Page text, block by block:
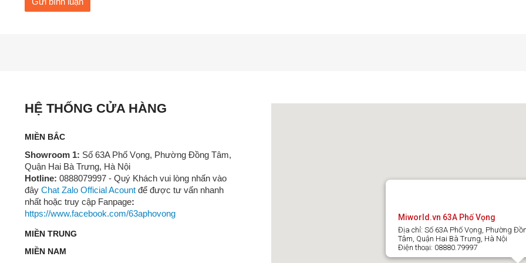
HỆ THỐNG CỬA HÀNG
MIỀN BẮC
Showroom 1: Số 63A Phố Vọng, Phường Đồng Tâm,
Quận Hai Bà Trưng, Hà Nội
Hotline: 0888079997 - Quý Khách vui lòng nhấn vào
đây Chat Zalo Official Acount để được tư vấn nhanh
nhất hoặc truy cập Fanpage:
https://www.facebook.com/63aphovong
MIỀN TRUNG
MIỀN NAM
Miworld.vn 63A Phố Vọng
Địa chỉ: Số 63A Phố Vọng, Phường
Tâm, Quận Hai Bà Trưng, Hà Nội
Điện thoại: 08880.79997